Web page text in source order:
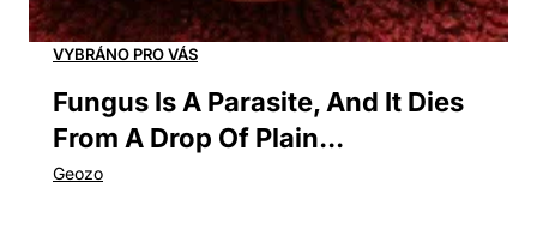
Fungus Is A Parasite, And It Dies
From A Drop Of Plain...